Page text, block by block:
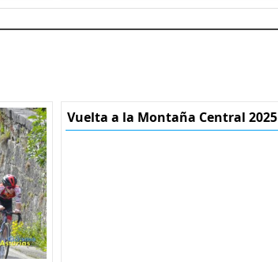
Vuelta a la Montaña Central 2025